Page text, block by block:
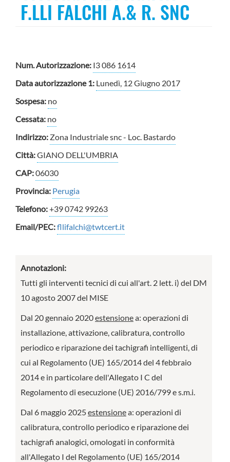
F.LLI FALCHI A.& R. SNC
Num. Autorizzazione: I3 086 1614
Data autorizzazione 1: Lunedì, 12 Giugno 2017
Sospesa: no
Cessata: no
Indirizzo: Zona Industriale snc - Loc. Bastardo
Città:GIANO DELL'UMBRIA
CAP:06030
Provincia: Perugia
Telefono:+39 0742 99263
Email/PEC:fllifalchi@twtcert.it
Annotazioni:
Tutti gli interventi tecnici di cui all'art. 2 lett. i) del DM
10 agosto 2007 del MISE
Dal 20 gennaio 2020estensionea: operazioni di
installazione, attivazione, calibratura, controllo
periodico e riparazione dei tachigrafi intelligenti, di
cui al Regolamento (UE) 165/2014 del 4 febbraio
2014 e in particolare dell'Allegato I C del
Regolamento di esecuzione (UE) 2016/799 e s.m.i.
Dal 6 maggio 2025estensionea: operazioni di
calibratura, controllo periodico e riparazione dei
tachigrafi analogici, omologati in conformità
all'Allegato I del Regolamento (UE) 165/2014